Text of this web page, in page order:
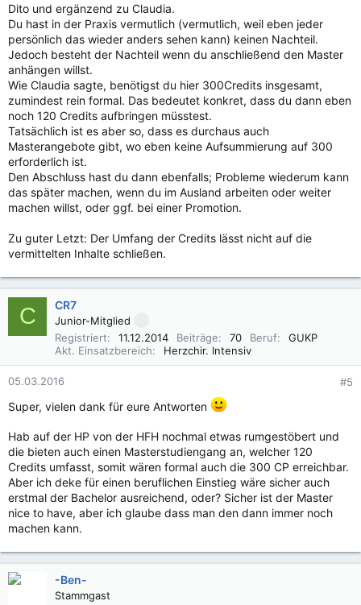
Dito und ergänzend zu Claudia.
Du hast in der Praxis vermutlich (vermutlich, weil eben jeder
persönlich das wieder anders sehen kann) keinen Nachteil.
Jedoch besteht der Nachteil wenn du anschließend den Master
anhängen willst.
Wie Claudia sagte, benötigst du hier 300Credits insgesamt,
zumindest rein formal. Das bedeutet konkret, dass du dann eben
noch 120 Credits aufbringen müsstest.
Tatsächlich ist es aber so, dass es durchaus auch
Masterangebote gibt, wo eben keine Aufsummierung auf 300
erforderlich ist.
Den Abschluss hast du dann ebenfalls; Probleme wiederum kann
das später machen, wenn du im Ausland arbeiten oder weiter
machen willst, oder ggf. bei einer Promotion.
Zu guter Letzt: Der Umfang der Credits lässt nicht auf die
vermittelten Inhalte schließen.
C CR7
Junior-Mitglied
Registriert
11.12.2014 Beiträge 70 Beruf
GUKP
Akt. Einsatzbereich
Herzchir. Intensiv
05.03.2016 #5
Super, vielen dank für eure Antworten
Hab auf der HP von der HFH nochmal etwas rumgestöbert und
die bieten auch einen Masterstudiengang an, welcher 120
Credits umfasst, somit wären formal auch die 300 CP erreichbar.
Aber ich deke für einen beruflichen Einstieg wäre sicher auch
erstmal der Bachelor ausreichend, oder? Sicher ist der Master
nice to have, aber ich glaube dass man den dann immer noch
machen kann.
-Ben-
Stammgast